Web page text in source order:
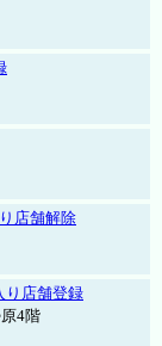
店舗解除
り店舗登録
4階